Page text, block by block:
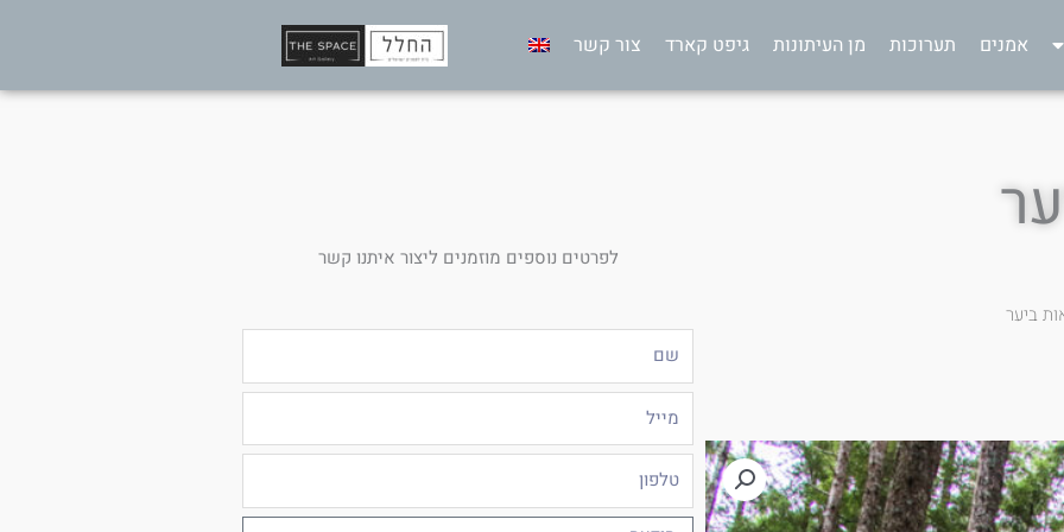
אמנים תערוכות מן העיתונות גיפט קארד צור קשר
ביער
לפרטים נוספים מוזמנים ליצור איתנו קשר
טלפון